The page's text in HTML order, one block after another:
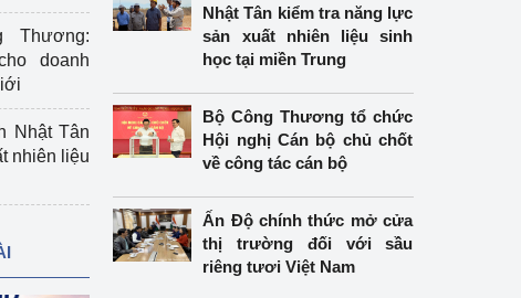
Thương:
doanh
Nhật Tân
nhiên liệu
Nhật Tân kiểm tra năng lực
sản xuất nhiên liệu sinh
học tại miền Trung
Bộ Công Thương tổ chức
Hội nghị Cán bộ chủ chốt
về công tác cán bộ
Ấn Độ chính thức mở cửa
thị trường đối với sầu
riêng tươi Việt Nam